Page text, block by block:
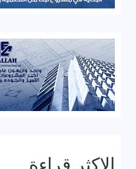
الاكثر قراءة